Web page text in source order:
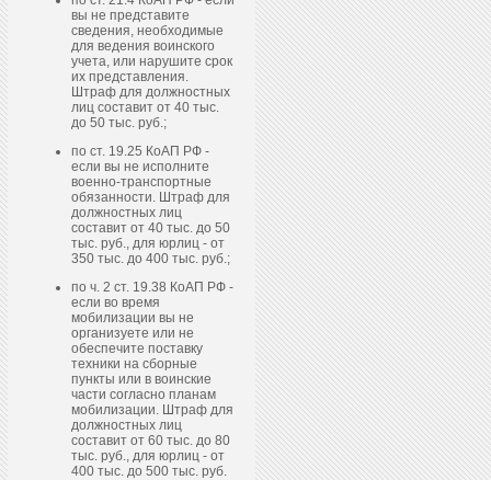
вы не представите
сведения, необходимые
для ведения воинского
учета, или нарушите срок
их представления.
Штраф для должностных
лиц составит от 40 тыс.
до 50 тыс. руб.;
по ст. 19.25 КоАП РФ -
если вы не исполните
военно-транспортные
обязанности. Штраф для
должностных лиц
составит от 40 тыс. до 50
тыс. руб., для юрлиц - от
350 тыс. до 400 тыс. руб.;
по ч. 2 ст. 19.38 КоАП РФ -
если во время
мобилизации вы не
организуете или не
обеспечите поставку
техники на сборные
пункты или в воинские
части согласно планам
мобилизации. Штраф для
должностных лиц
составит от 60 тыс. до 80
тыс. руб., для юрлиц - от
400 тыс. до 500 тыс. руб.